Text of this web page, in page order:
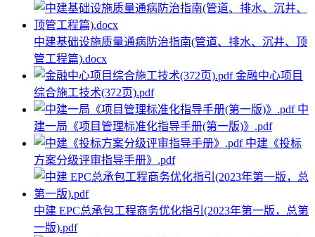
中建基础设施质量通病防治指南(管道、排水、沉井、顶
管工程篇).docx
金融中心项目
综合施工技术(372页).pdf
中
建一局《项目管理标准化指导手册(第一版)》.pdf
中建《投标
方案分级评审指导手册》.pdf
中建 EPC总承包工程商务优化指引(2023年第一版，总第
一版).pdf